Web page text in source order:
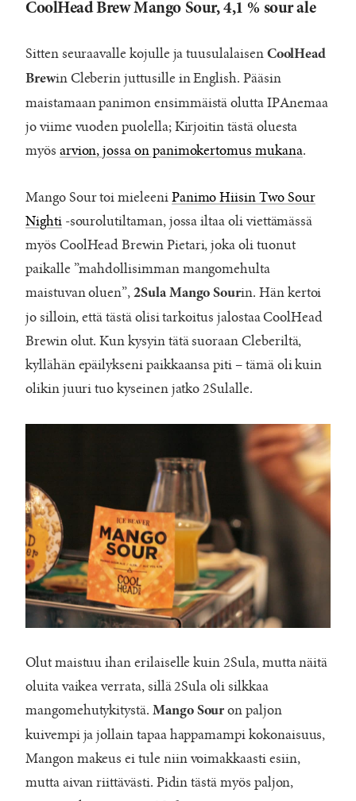
CoolHead Brew Mango Sour, 4,1 % sour ale
Sitten seuraavalle kojulle ja tuusulalaisen CoolHead
Brewin Cleberin juttusille in English. Pääsin
maistamaan panimon ensimmäistä olutta IPAnemaa
jo viime vuoden puolella; Kirjoitin tästä oluesta
myös arvion, jossa on panimokertomus mukana.
Mango Sour toi mieleeni Panimo Hiisin Two Sour
Nighti-sourolutiltaman, jossa iltaa oli viettämässä
myös CoolHead Brewin Pietari, joka oli tuonut
paikalle ”mahdollisimman mangomehulta
maistuvan oluen”,2Sula Mango Sourin. Hän kertoi
jo silloin, että tästä olisi tarkoitus jalostaa CoolHead
Brewin olut. Kun kysyin tätä suoraan Cleberiltä,
kyllähän epäilykseni paikkaansa piti – tämä oli kuin
olikin juuri tuo kyseinen jatko 2Sulalle.
Olut maistuu ihan erilaiselle kuin 2Sula, mutta näitä
oluita vaikea verrata, sillä 2Sula oli silkkaa
mangomehutykitystä. Mango Sour on paljon
kuivempi ja jollain tapaa happamampi kokonaisuus,
Mangon makeus ei tule niin voimakkaasti esiin,
mutta aivan riittävästi. Pidin tästä myös paljon,